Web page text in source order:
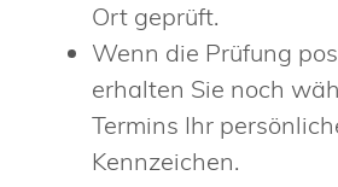
Ort geprüft.
Wenn die Prüfung
erhalten Sie noch
Termins Ihr
Kennzeichen.